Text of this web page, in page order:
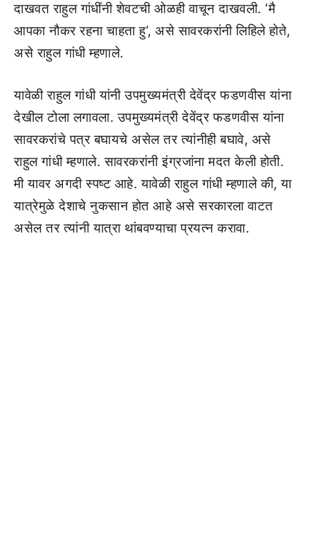
दाखवत राहुल गांधींनी शेवटची ओळही वाचून दाखवली. ‘मै
आपका नौकर रहना चाहता हु’, असे सावरकरांनी लिहिले होते,
असे राहुल गांधी म्हणाले.
यावेळी राहुल गांधी यांनी उपमुख्यमंत्री देवेंद्र फडणवीस यांना
देखील टोला लगावला. उपमुख्यमंत्री देवेंद्र फडणवीस यांना
सावरकरांचे पत्र बघायचे असेल तर त्यांनीही बघावे, असे
राहुल गांधी म्हणाले. सावरकरांनी इंग्रजांना मदत केली होती.
मी यावर अगदी स्पष्ट आहे. यावेळी राहुल गांधी म्हणाले की, या
यात्रेमुळे देशाचे नुकसान होत आहे असे सरकारला वाटत
असेल तर त्यांनी यात्रा थांबवण्याचा प्रयत्न करावा.